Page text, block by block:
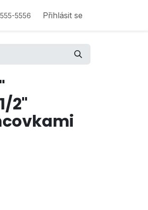
5556 Přihlásit se
2"